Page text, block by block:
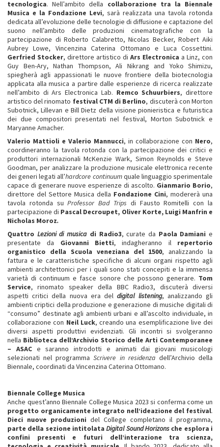
tecnologica. Nell’ambito della collaborazione tra la Biennale
Musica e la Fondazione Levi, sarà realizzata una tavola rotonda
dedicata all’evoluzione delle tecnologie di diffusione e captazione del
suono nell’ambito delle produzioni cinematografiche con la
partecipazione di Roberto Calabretto, Nicolas Becker, Robert Aiki
Aubrey Lowe, Vincenzina Caterina Ottomano e Luca Cossettini.
Gerfried Stocker, direttore artistico di Ars Electronica a Linz, con
Guy Ben-Ary, Nathan Thompson, Ali Nikrang and Yoko Shimizu,
spiegherà agli appassionati le nuove frontiere della biotecnologia
applicata alla musica a partire dalle esperienze di ricerca realizzate
nell’ambito di Ars Electronica Lab. Remco Schuurbiers, direttore
artistico del rinomato festival CTM di Berlino, discuterà con Morton
Subotnick, Lillevan e Bill Dietz della visione pionieristica e futuristica
dei due compositori presentati nel festival, Morton Subotnick e
Maryanne Amacher.
Valerio Mattioli e Valerio Mannucci, in collaborazione con Nero,
coordineranno la tavola rotonda con la partecipazione dei critici e
produttori internazionali McKenzie Wark, Simon Reynolds e Steve
Goodman, per analizzare la produzione musicale elettronica recente
dei generi legati all’hardcore continuumquale linguaggio sperimentale
capace di generare nuove esperienze di ascolto. Gianmario Borio,
direttore del Settore Musica della Fondazione Cini, modererà una
tavola rotonda suProfessor Bad Trips di Fausto Romitelli con la
partecipazione di Pascal Decroupet, Oliver Korte, Luigi Manfrin e
Nicholas Moroz.
Quattro Lezioni di musica di Radio3, curate da Paola Damiani e
presentate da Giovanni Bietti, indagheranno il repertorio
organistico della Scuola veneziana del 1500, analizzando la
fattura e le caratteristiche specifiche di alcuni organi rispetto agli
ambienti architettonici per i quali sono stati concepiti e la immensa
varietà di continuum e fasce sonore che possono generare. Tom
Service, rinomato speaker della BBC Radio3, discuterà diversi
aspetti critici della nuova era deldigital listening, analizzando gli
ambienti criptici della produzione e generazione di musiche digitali di
“consumo” destinate agli ambienti urbani e all’ascolto individuale, in
collaborazione con Neil Luck, creando una esemplificazione live dei
diversi aspetti produttivi evidenziati. Gli incontri si svolgeranno
nella Biblioteca dell’Archivio Storico delle Arti Contemporanee
– ASACe saranno introdotti e animati dai giovani musicologi
selezionati nel programmaScrivere in residenza dell’Archivio della
Biennale, coordinati da Vincenzina Caterina Ottomano.
Biennale College Musica
Anche quest’anno Biennale College Musica 2023 si conferma come un
progetto organicamente integrato nell’ideazione del festival.
Dieci nuove produzioni del College completano il programma,
parte della sezione intitolataDigital Sound Horizons che esplora i
confini presenti e futuri dell’interazione tra scienza,